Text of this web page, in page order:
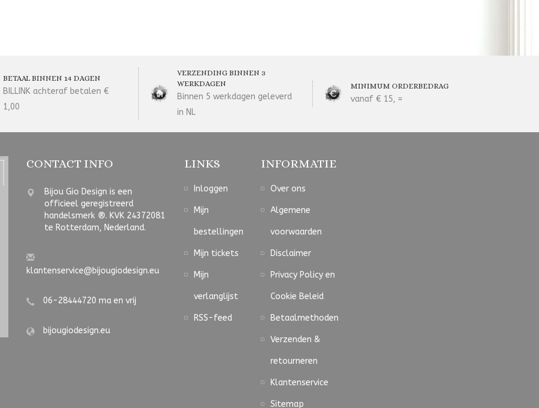
BETAAL BINNEN 14 DAGEN
BILLINK achteraf betalen €
1,00
VERZENDING BINNEN 3
WERKDAGEN
Binnen 5 werkdagen geleverd
in NL
MINIMUM ORDERBEDRAG
vanaf € 15, =
CONTACT INFO
Bijou Gio Design is een
officieel geregistreerd
handelsmerk ®. KVK 24372081
te Rotterdam, Nederland.
klantenservice@bijougiodesign.eu
06-28444720 ma en vrij
bijougiodesign.eu
LINKS
Inloggen
Mijn
bestellingen
Mijn tickets
Mijn
verlanglijst
RSS-feed
INFORMATIE
Over ons
Algemene
voorwaarden
Disclaimer
Privacy Policy en
Cookie Beleid
Betaalmethoden
Verzenden &
retourneren
Klantenservice
Sitemap